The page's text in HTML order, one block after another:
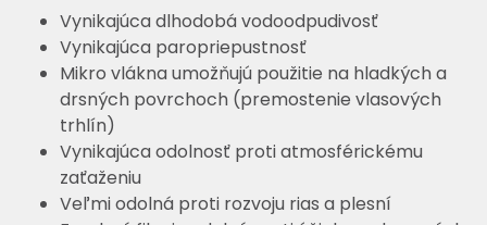
Vynikajúca dlhodobá vodoodpudivosť
Vynikajúca paropriepustnosť
Mikro vlákna umožňujú použitie na hladkých a
drsných povrchoch (premostenie vlasových
trhlín)
Vynikajúca odolnosť proti atmosférickému
zaťaženiu
Veľmi odolná proti rozvoju rias a plesní